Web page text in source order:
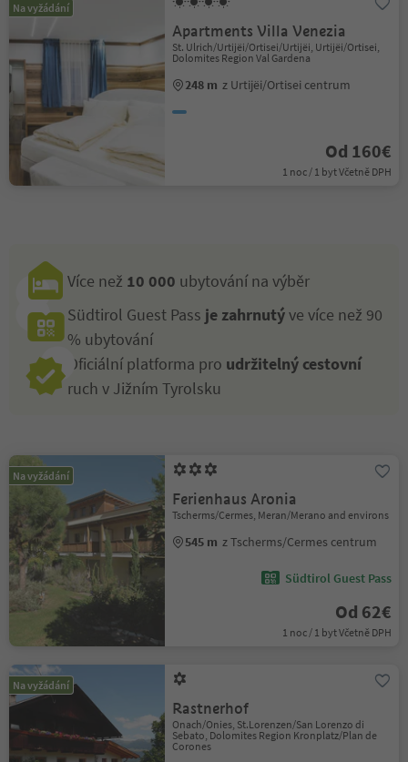
Na vyžádání
Apartments Villa Venezia
St. Ulrich/Urtijëi/Ortisei/Urtijëi, Urtijëi/Ortisei,
Dolomites Region Val Gardena
248 m z Urtijëi/Ortisei centrum
Od 160€
1 noc / 1 byt Včetně DPH
Více než 10 000 ubytování na výběr
Südtirol Guest Pass je zahrnutýve více než 90
% ubytování
Oficiální platforma pro udržitelný cestovní
ruch v Jižním Tyrolsku
Na vyžádání
Ferienhaus Aronia
Tscherms/Cermes, Meran/Merano and environs
545 m z Tscherms/Cermes centrum
Südtirol Guest Pass
Od 62€
1 noc / 1 byt Včetně DPH
Na vyžádání
Rastnerhof
Onach/Onies, St.Lorenzen/San Lorenzo di
Sebato, Dolomites Region Kronplatz/Plan de
Corones